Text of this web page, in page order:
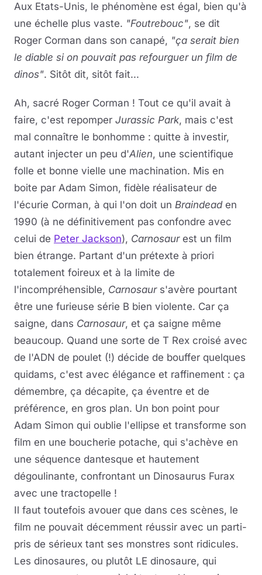
Aux Etats-Unis, le phénomène est égal, bien qu'à
une échelle plus vaste. "Foutrebouc", se dit
Roger Corman dans son canapé, "ça serait bien
le diable si on pouvait pas refourguer un film de
dinos". Sitôt dit, sitôt fait...
Ah, sacré Roger Corman ! Tout ce qu'il avait à
faire, c'est repomper Jurassic Park, mais c'est
mal connaître le bonhomme : quitte à investir,
autant injecter un peu d'Alien, une scientifique
folle et bonne vielle une machination. Mis en
boite par Adam Simon, fidèle réalisateur de
l'écurie Corman, à qui l'on doit un Braindeaden
1990 (à ne définitivement pas confondre avec
celui de Peter Jackson), Carnosaurest un film
bien étrange. Partant d'un prétexte à priori
totalement foireux et à la limite de
l'incompréhensible, Carnosaurs'avère pourtant
être une furieuse série B bien violente. Car ça
saigne, dans Carnosaur, et ça saigne même
beaucoup. Quand une sorte de T Rex croisé avec
de l'ADN de poulet (!) décide de bouffer quelques
quidams, c'est avec élégance et raffinement : ça
démembre, ça décapite, ça éventre et de
préférence, en gros plan. Un bon point pour
Adam Simon qui oublie l'ellipse et transforme son
film en une boucherie potache, qui s'achève en
une séquence dantesque et hautement
dégoulinante, confrontant un Dinosaurus Furax
avec une tractopelle !
Il faut toutefois avouer que dans ces scènes, le
film ne pouvait décemment réussir avec un parti-
pris de sérieux tant ses monstres sont ridicules.
Les dinosaures, ou plutôt LE dinosaure, qui